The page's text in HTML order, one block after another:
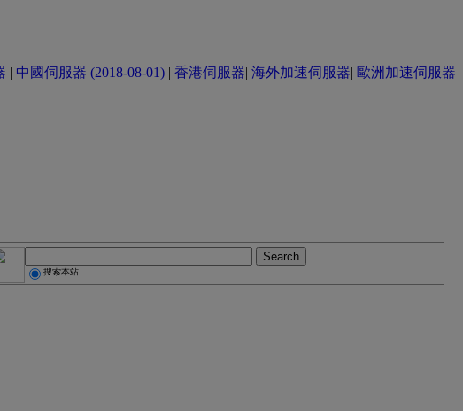
| 中國伺服器 (2018-08-01) | 香港伺服器| 海外加速伺服器| 歐洲加速伺服器
搜索本站